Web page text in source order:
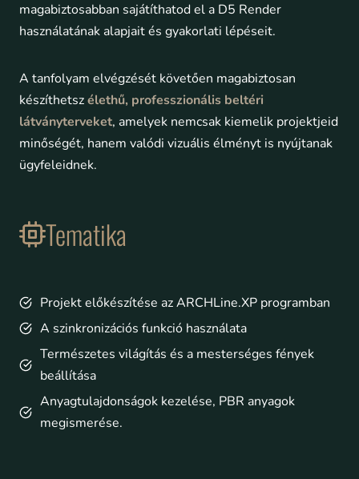
magabiztosabban sajátíthatod el a D5 Render
használatának alapjait és gyakorlati lépéseit.
A tanfolyam elvégzését követően magabiztosan
készíthetszélethű, professzionális beltéri
látványterveket, amelyek nemcsak kiemelik projektjeid
minőségét, hanem valódi vizuális élményt is nyújtanak
ügyfeleidnek.
Tematika
Projekt előkészítése az ARCHLine.XP programban
A szinkronizációs funkció használata
Természetes világítás és a mesterséges fények
beállítása
Anyagtulajdonságok kezelése, PBR anyagok
megismerése.